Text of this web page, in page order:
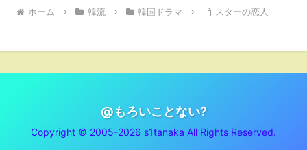
ホーム 韓流 韓国ドラマ スターの恋人
@もろいことない?
Copyright © 2005-2026 s1tanaka All Rights Reserved.